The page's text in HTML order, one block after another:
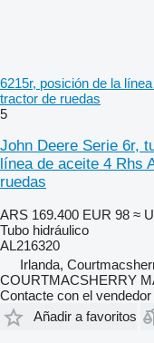
6215r, posición de la
tractor de ruedas
5
John Deere Serie 6r,
línea de aceite 4 Rhs
ruedas
ARS 169.400 EUR 98 ≈
Tubo hidráulico
AL216320
Irlanda,
COURTMACSHERRY
Contacte con el vendedor
Añadir a favoritos